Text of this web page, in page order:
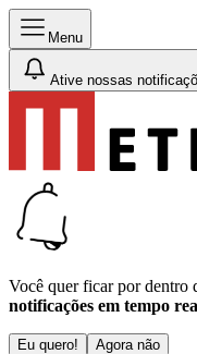
Menu
Ative nossas
Você quer ficar por dentro
notificações em tempo
Eu quero! Agora não